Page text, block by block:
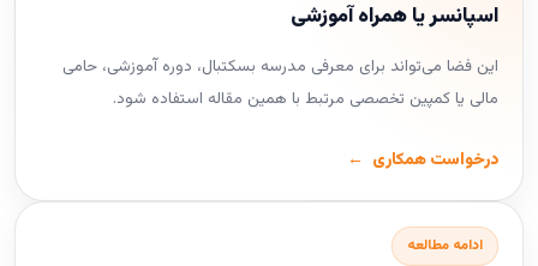
اسپانسر یا همراه آموزشی
این فضا می‌تواند برای معرفی مدرسه بسکتبال، دوره آموزشی، حامی
مالی یا کمپین تخصصی مرتبط با همین مقاله استفاده شود.
درخواست همکاری
ادامه مطالعه